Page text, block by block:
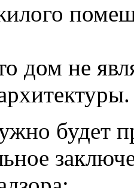
дом не
будет